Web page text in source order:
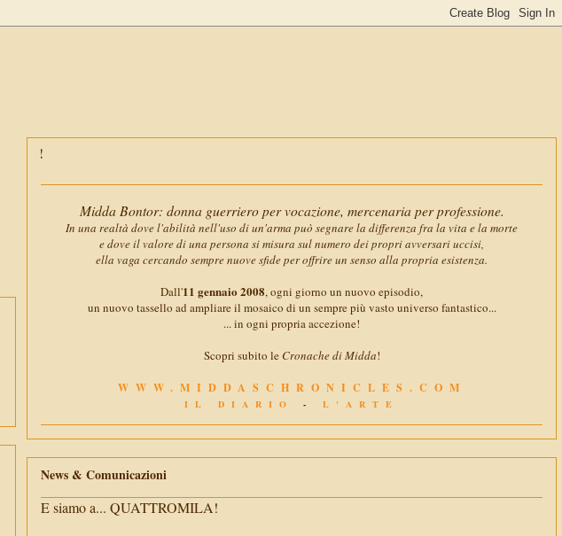
Midda Bontor: donna guerriero per vocazione, mercenaria per professione.
In una realtà dove l'abilità nell'uso di un'arma può segnare la differenza fra la vita e la morte
e dove il valore di una persona si misura sul numero dei propri avversari uccisi,
ella vaga cercando sempre nuove sfide per offrire un senso alla propria esistenza.
Dall'11 gennaio 2008, ogni giorno un nuovo episodio,
un nuovo tassello ad ampliare il mosaico di un sempre più vasto universo fantastico...
... in ogni propria accezione!
Scopri subito le Cronache di Midda!
WWW.MIDDASCHRONICLES.COM
IL DIARIO - L'ARTE
News & Comunicazioni
E siamo a... QUATTROMILA!